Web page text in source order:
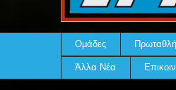
Ομάδες
Άλλα Νέα